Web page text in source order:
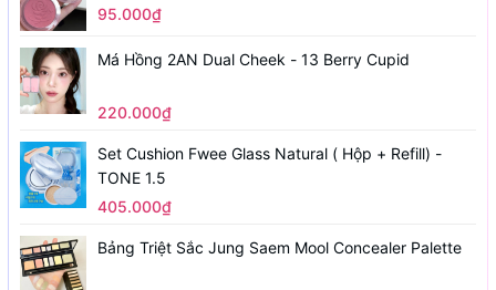
95.000₫
Má Hồng 2AN Dual Cheek - 13 Berry Cupid
220.000₫
Set Cushion Fwee Glass Natural ( Hộp + Refill) -
TONE 1.5
405.000₫
Bảng Triệt Sắc Jung Saem Mool Concealer Palette